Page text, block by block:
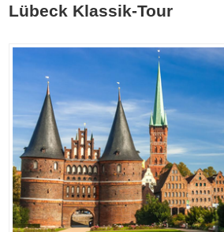
Lübeck Klassik-Tour